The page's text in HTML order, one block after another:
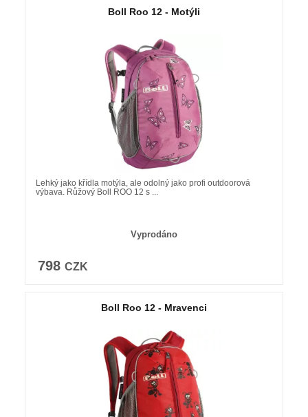
Boll Roo 12 - Motýli
Lehký jako křídla motýla, ale odolný jako profi outdoorová
výbava. Růžový Boll ROO 12 s ...
Vyprodáno
798 CZK
Boll Roo 12 - Mravenci